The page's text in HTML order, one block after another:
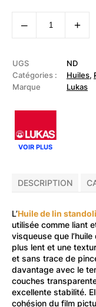
‒
quantité
de
de
lin
Standolie
+
UGS
ND
Catégories :
Huiles,
Marque
Lukas
VOIR PLUS
DESCRIPTION
L’Huile de lin
utilisée comme liant
visqueuse que
plus lent et une
et sans trace de
davantage avec le
couches
excellente stabilité.
cohésion du film